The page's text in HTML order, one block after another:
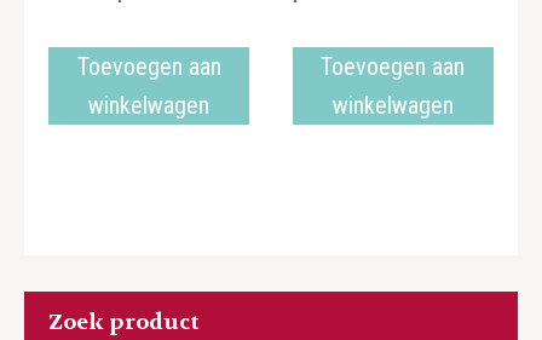
Toevoegen aan
winkelwagen
Toevoegen aan
winkelwagen
Zoek product